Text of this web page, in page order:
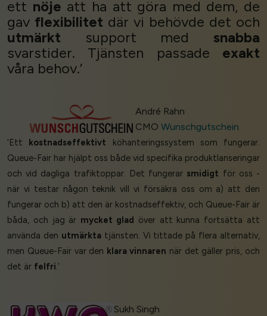
ett nöje att ha att göra med dem, de
gav flexibilitet där vi behövde det och
utmärkt support med snabba
svarstider. Tjänsten passade exakt
våra behov.’
André Rahn
CMO Wunschgutschein
‘Ett kostnadseffektivt köhanteringssystem som fungerar.
Queue-Fair har hjälpt oss både vid specifika produktlanseringar
och vid dagliga trafiktoppar. Det fungerar smidigt för oss -
när vi testar någon teknik vill vi försäkra oss om a) att den
fungerar och b) att den är kostnadseffektiv, och Queue-Fair är
båda, och jag är mycket glad
över att kunna fortsätta att
använda den utmärktatjänsten. Vi tittade på flera alternativ,
men Queue-Fair var den klara vinnaren när det gäller pris, och
det är felfri.’
Sukh Singh